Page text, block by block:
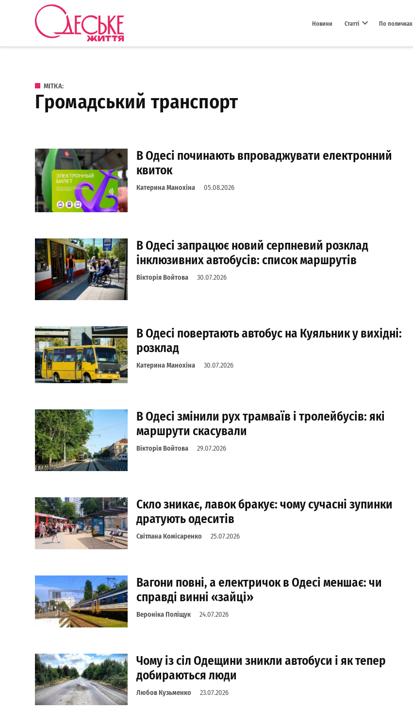
Перейти до вмісту
Новини Статті По поличках
МІТКА:
громадський транспорт
В Одесі починають впроваджувати електронний
квиток
Катерина Манохіна 05.08.2026
В Одесі запрацює новий серпневий розклад
інклюзивних автобусів: список маршрутів
Вікторія Войтова 30.07.2026
В Одесі повертають автобус на Куяльник у вихідні:
розклад
Катерина Манохіна 30.07.2026
В Одесі змінили рух трамваїв і тролейбусів: які
маршрути скасували
Вікторія Войтова 29.07.2026
Скло зникає, лавок бракує: чому сучасні зупинки
дратують одеситів
Світлана Комісаренко 25.07.2026
Вагони повні, а електричок в Одесі меншає: чи
справді винні «зайці»
Вероніка Поліщук 24.07.2026
Чому із сіл Одещини зникли автобуси і як тепер
добираються люди
Любов Кузьменко 23.07.2026